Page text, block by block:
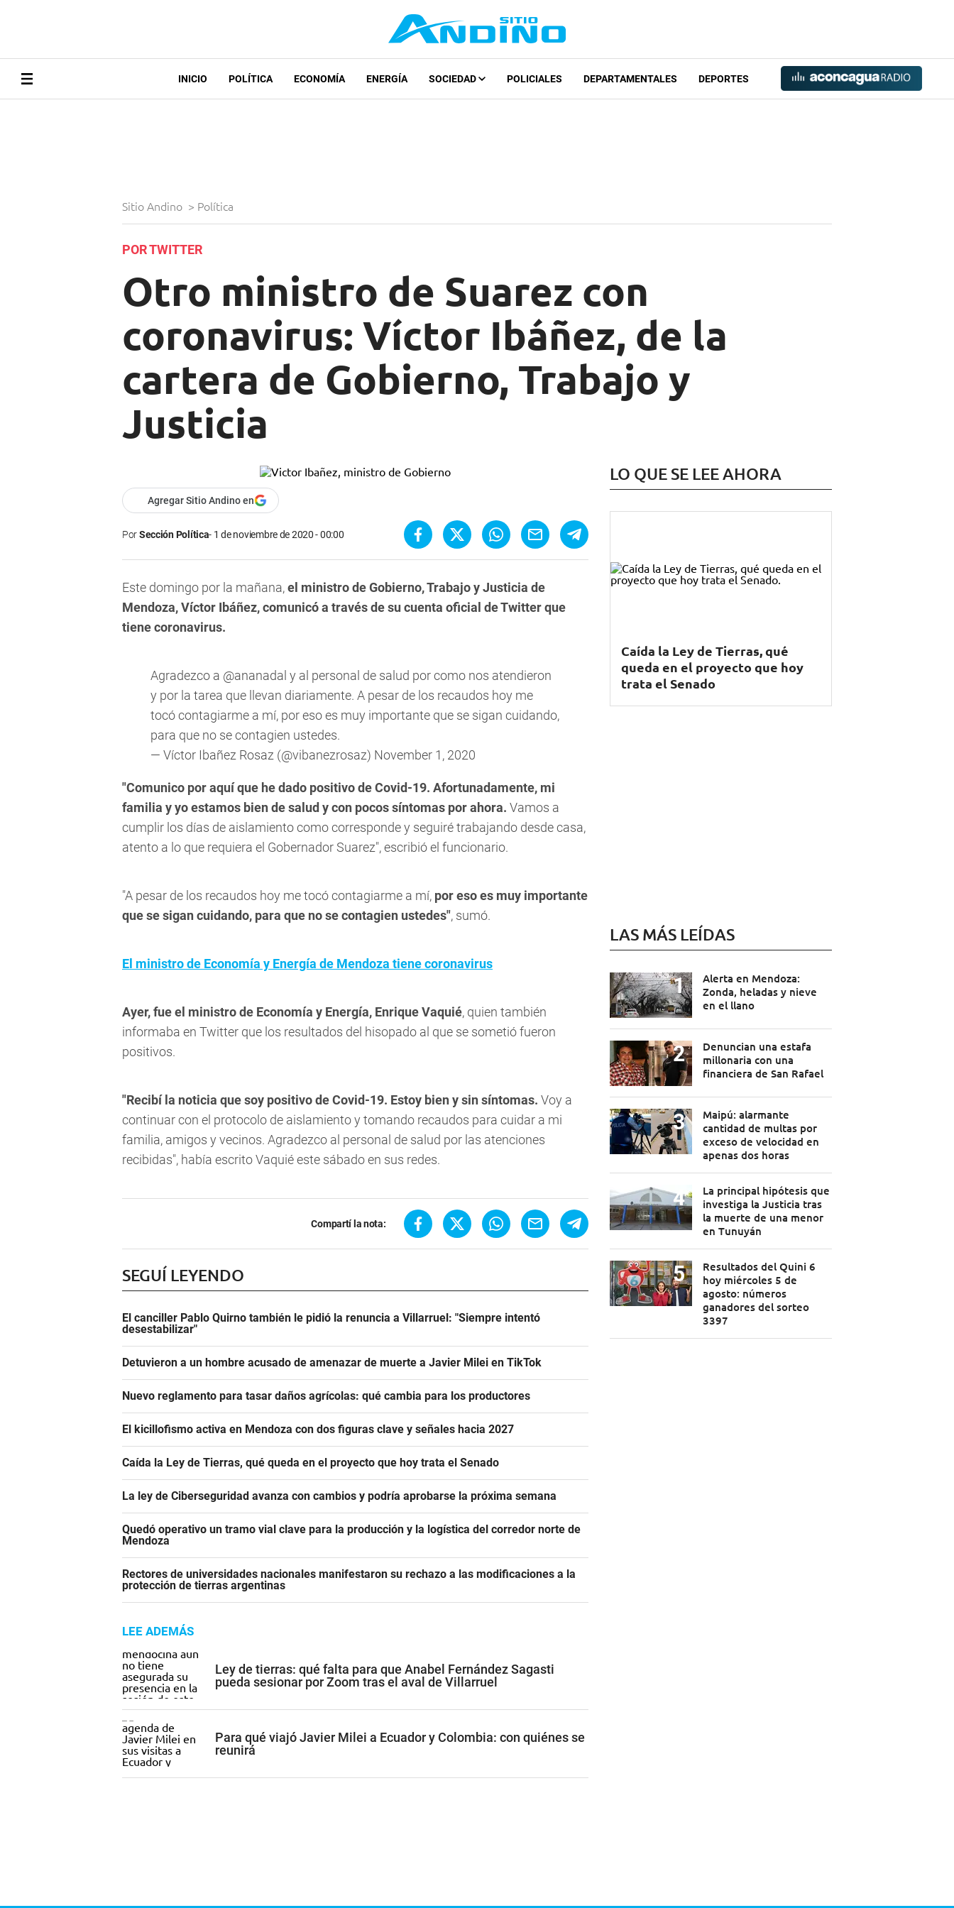
INICIO POLÍTICA ECONOMÍA ENERGÍA SOCIEDAD POLICIALES DEPARTAMENTALES DEPORTES
Sitio Andino > Política
POR TWITTER
Otro ministro de Suarez con
coronavirus: Víctor Ibáñez, de la
cartera de Gobierno, Trabajo y
Justicia
Agregar Sitio Andino en
PorSección Política 1 de noviembre de 2020 - 00:00
Este domingo por la mañana,el ministro de Gobierno, Trabajo y Justicia de
Mendoza, Víctor Ibáñez, comunicó a través de su cuenta oficial de Twitter que
tiene coronavirus.
Agradezco a @ananadal y al personal de salud por como nos atendieron
y por la tarea que llevan diariamente. A pesar de los recaudos hoy me
tocó contagiarme a mí, por eso es muy importante que se sigan cuidando,
para que no se contagien ustedes.
— Víctor Ibañez Rosaz (@vibanezrosaz) November 1, 2020
"Comunico por aquí que he dado positivo de Covid-19. Afortunadamente, mi
familia y yo estamos bien de salud y con pocos síntomas por ahora. Vamos a
cumplir los días de aislamiento como corresponde y seguiré trabajando desde casa,
atento a lo que requiera el Gobernador Suarez", escribió el funcionario.
"A pesar de los recaudos hoy me tocó contagiarme a mí, por eso es muy importante
que se sigan cuidando, para que no se contagien ustedes", sumó.
El ministro de Economía y Energía de Mendoza tiene coronavirus
Ayer, fue el ministro de Economía y Energía, Enrique Vaquié, quien también
informaba en Twitter que los resultados del hisopado al que se sometió fueron
positivos.
"Recibí la noticia que soy positivo de Covid-19. Estoy bien y sin síntomas. Voy a
continuar con el protocolo de aislamiento y tomando recaudos para cuidar a mi
familia, amigos y vecinos. Agradezco al personal de salud por las atenciones
recibidas", había escrito Vaquié este sábado en sus redes.
Compartí la nota:
SEGUÍ LEYENDO
El canciller Pablo Quirno también le pidió la renuncia a Villarruel: "Siempre intentó
desestabilizar"
Detuvieron a un hombre acusado de amenazar de muerte a Javier Milei en TikTok
Nuevo reglamento para tasar daños agrícolas: qué cambia para los productores
El kicillofismo activa en Mendoza con dos figuras clave y señales hacia 2027
Caída la Ley de Tierras, qué queda en el proyecto que hoy trata el Senado
La ley de Ciberseguridad avanza con cambios y podría aprobarse la próxima semana
Quedó operativo un tramo vial clave para la producción y la logística del corredor norte de
Mendoza
Rectores de universidades nacionales manifestaron su rechazo a las modificaciones a la
protección de tierras argentinas
LEE ADEMÁS
Ley de tierras: qué falta para que Anabel Fernández Sagasti
pueda sesionar por Zoom tras el aval de Villarruel
Para qué viajó Javier Milei a Ecuador y Colombia: con quiénes se
reunirá
LO QUE SE LEE AHORA
Caída la Ley de Tierras, qué
queda en el proyecto que hoy
trata el Senado
LAS MÁS LEÍDAS
Alerta en Mendoza:
Zonda, heladas y nieve
en el llano
Denuncian una estafa
millonaria con una
financiera de San Rafael
Maipú: alarmante
cantidad de multas por
exceso de velocidad en
apenas dos horas
La principal hipótesis que
investiga la Justicia tras
la muerte de una menor
en Tunuyán
Resultados del Quini 6
hoy miércoles 5 de
agosto: números
ganadores del sorteo
3397